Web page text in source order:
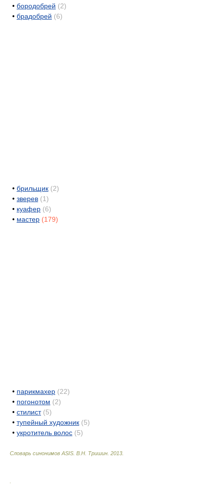
• бородобрей (2)
• брадобрей (6)
• брильщик (2)
• зверев (1)
• куафер (6)
• мастер (179)
• парикмахер (22)
• погонотом (2)
• стилист (5)
• тупейный художник (5)
• укротитель волос (5)
Словарь синонимов ASIS. В.Н. Тришин 2013